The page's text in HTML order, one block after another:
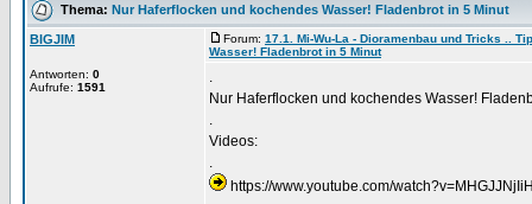
Thema: Nur Haferflocken und kochendes Wasser! Fladenbrot in 5 Minut
BIGJIM
Antworten: 0
Aufrufe: 1591
Forum: 17.1. Mi-Wu-La - Dioramenbau und Tricks ..
Wasser! Fladenbrot in 5 Minut
.
Nur Haferflocken und kochendes Wasser!
.
Videos:
.
https://www.youtube.com/